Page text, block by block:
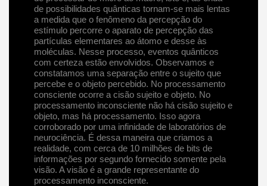
de possibilidades quânticas tornam-se mais lentas
a medida que o fenômeno da percepção do
estímulo percorre o aparato de percepção das
partículas elementares ao átomo e desse às
moléculas. Nesse processo, eventos quânticos
com certeza estão envolvidos. Observamos e
constatamos uma separação entre o sujeito que
percebe e o objeto percebido. No processamento
consciente ocorre a cisão sujeito e objeto. No
processamento inconsciente não há cisão sujeito e
objeto, mas há processamento. Isso agora
corroborado por uma infinidade de laboratórios de
neurociência. É dessa maneira que criamos a
realidade, com cerca de 10 milhões de bits de
informações por segundo fornecido somente pela
visão. A visão é a grande representante do
processamento inconsciente.